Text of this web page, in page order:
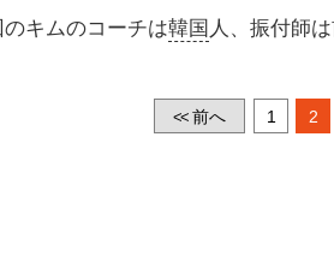
キムのコーチは韓国 人、振付師
<<前へ 1 2